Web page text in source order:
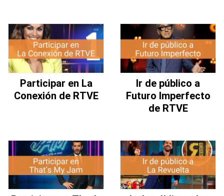
Participar en La
Conexión de RTVE
Ir de público a
Futuro Imperfecto
de RTVE